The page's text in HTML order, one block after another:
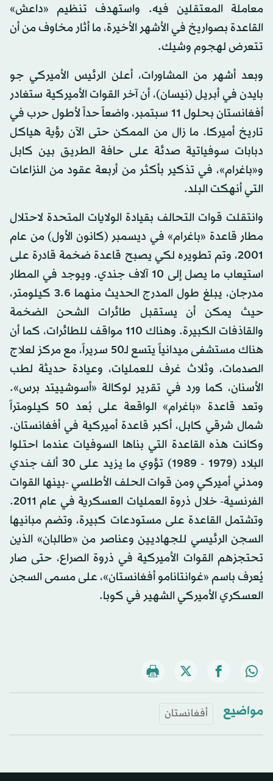
معاملة المعتقلين فيه. واستهدف تنظيم «داعش»
القاعدة بصواريخ في الأشهر الأخيرة، ما أثار مخاوف من أن
تتعرض لهجوم وشيك.
وبعد أشهر من المشاورات، أعلن الرئيس الأميركي جو
بايدن في أبريل (نيسان)، أن آخر القوات الأميركية ستغادر
أفغانستان بحلول 11 سبتمبر، واضعاً حداً لأطول حرب في
تاريخ أميركا. ما زال من الممكن حتى الآن رؤية هياكل
دبابات سوفياتية صدئة على حافة الطريق بين كابل
و«باغرام»، في تذكير بأكثر من أربعة عقود من النزاعات
التي أنهكت البلد.
وانتقلت قوات التحالف بقيادة الولايات المتحدة لاحتلال
مطار قاعدة «باغرام» في ديسمبر (كانون الأول) من عام
2001، وتم تطويره لكي يصبح قاعدة ضخمة قادرة على
استيعاب ما يصل إلى 10 آلاف جندي. ويوجد في المطار
مدرجان، يبلغ طول المدرج الحديث منهما 3.6 كيلومتر،
حيث يمكن أن يستقبل طائرات الشحن الضخمة
والقاذفات الكبيرة. وهناك 110 مواقف للطائرات، كما أن
هناك مستشفى ميدانياً يتسع لـ50 سريراً، مع مركز لعلاج
الصدمات، وثلاث غرف للعمليات، وعيادة حديثة لطب
الأسنان، كما ورد في تقرير لوكالة «أسوشييتد برس».
وتعد قاعدة «باغرام» الواقعة على بُعد 50 كيلومتراً
شمال شرقي كابل، أكبر قاعدة أميركية في أفغانستان.
وكانت هذه القاعدة التي بناها السوفيات عندما احتلوا
البلاد (1979 - 1989) تؤوي ما يزيد على 30 ألف جندي
ومدني أميركي ومن قوات الحلف الأطلسي -بينها القوات
الفرنسية- خلال ذروة العمليات العسكرية في عام 2011.
وتشتمل القاعدة على مستودعات كبيرة، وتضم مبانيها
السجن الرئيسي للجهاديين وعناصر من «طالبان» الذين
تحتجزهم القوات الأميركية في ذروة الصراع، حتى صار
يُعرف باسم «غوانتانامو أفغانستان»، على مسمى السجن
العسكري الأميركي الشهير في كوبا.
مواضيع أفغانستان